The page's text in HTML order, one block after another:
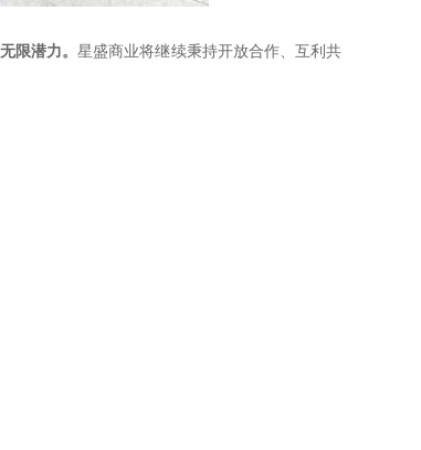
限潜力。星盛商业将继续秉持开放合作、互利共